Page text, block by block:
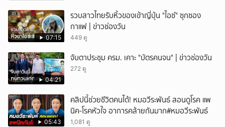
07:15
รวบสาวไทยรับหิ้วของเข้าญี่ปุ่น "ไอซ์" ซุกซอง
กาแฟ | ข่าวช่องวัน
449 ดู
04:21
จับตาประชุม ครม. เคาะ "บัตรคนจน" | ข่าวช่องวัน
272 ดู
05:43
คลิปนี้ช่วยชีวิตคนได้! หมอวีระพันธ์ สอนดูโรค แพ
นิค-โรคหัวใจ อาการคล้ายกันมาก#หมอวีระพันธ์
1,081 ดู